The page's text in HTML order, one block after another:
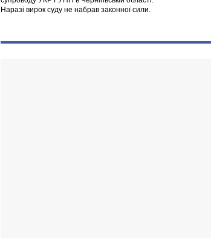
Наразі вирок суду не набрав законної сили.